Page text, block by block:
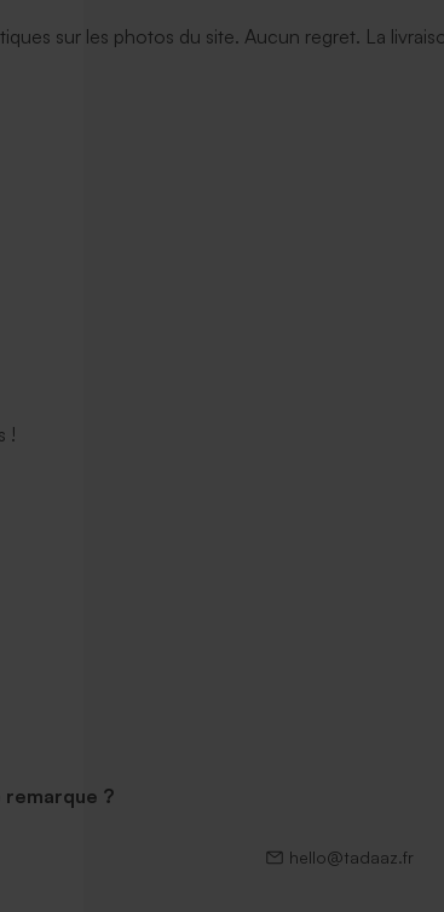
sur les photos du site. Aucun regret. La
!
remarque ?
hello@tadaaz.fr